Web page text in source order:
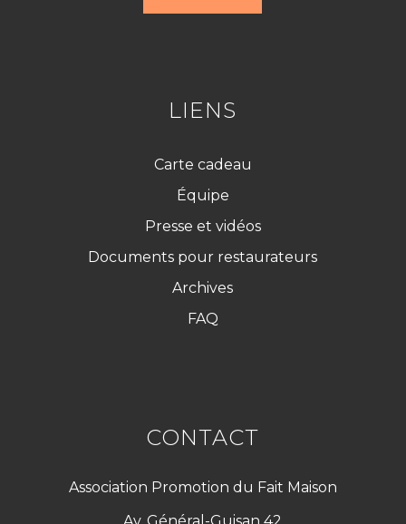
LIENS
Carte cadeau
Équipe
Presse et vidéos
Documents pour restaurateurs
Archives
FAQ
CONTACT
Association Promotion du Fait Maison